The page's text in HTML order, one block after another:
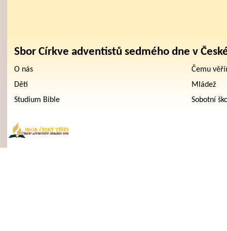
Sbor Církve adventistů sedmého dne v
O nás
Čemu
Děti
Mládež
Studium Bible
Sobotní